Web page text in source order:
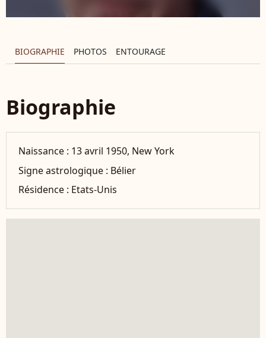
BIOGRAPHIE PHOTOS ENTOURAGE
Biographie
Naissance : 13 avril 1950, New York
Signe astrologique : Bélier
Résidence : Etats-Unis